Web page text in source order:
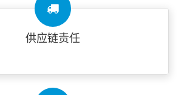
供应链责任